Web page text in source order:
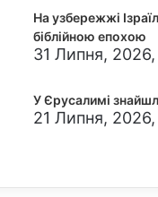
На узбережжі
біблійною епохою
31 Липня,
У Єрусалимі
21 Липня, 2026,